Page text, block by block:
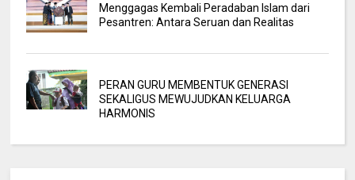
Menggagas Kembali Peradaban Islam dari
Pesantren: Antara Seruan dan Realitas
PERAN GURU MEMBENTUK GENERASI
SEKALIGUS MEWUJUDKAN KELUARGA
HARMONIS